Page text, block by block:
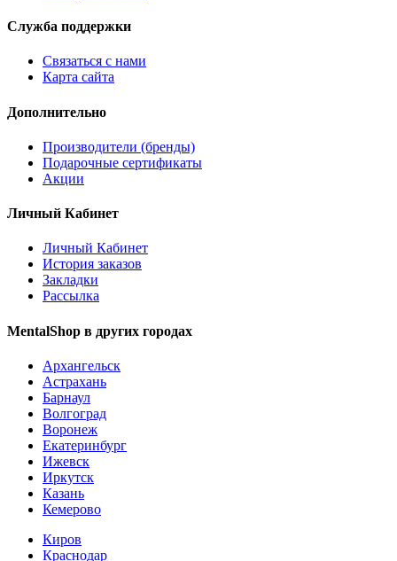
Служба поддержки
Связаться с нами
Карта сайта
Дополнительно
Производители (бренды)
Подарочные сертификаты
Акции
Личный Кабинет
Личный Кабинет
История заказов
Закладки
Рассылка
MentalShop в других городах
Архангельск
Астрахань
Барнаул
Волгоград
Воронеж
Екатеринбург
Ижевск
Иркутск
Казань
Кемерово
Киров
Краснодар